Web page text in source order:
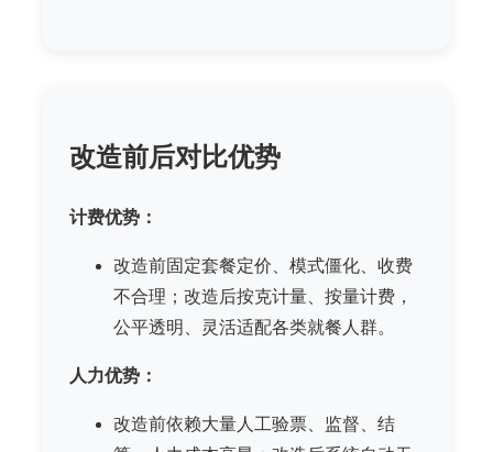
改造前后对比优势
计费优势：
改造前固定套餐定价、模式僵化、收费
不合理；改造后按克计量、按量计费，
公平透明、灵活适配各类就餐人群。
人力优势：
改造前依赖大量人工验票、监督、结